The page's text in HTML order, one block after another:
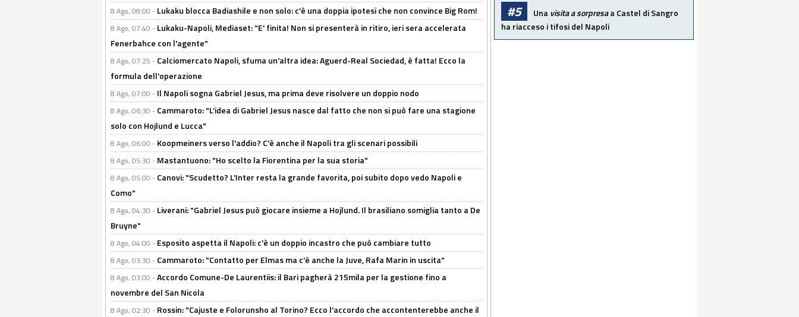
8 Ago, 08:00 - Lukaku blocca Badiashile e non solo: c'è una doppia ipotesi che non convince Big Rom!
8 Ago, 07:40 - Lukaku-Napoli, Mediaset: "E' finita! Non si presenterà in ritiro, ieri sera accelerata
Fenerbahce con l'agente"
8 Ago, 07:25 - Calciomercato Napoli, sfuma un'altra idea: Aguerd-Real Sociedad, è fatta! Ecco la
formula dell'operazione
8 Ago, 07:00 - Il Napoli sogna Gabriel Jesus, ma prima deve risolvere un doppio nodo
8 Ago, 06:30 - Cammaroto: "L’idea di Gabriel Jesus nasce dal fatto che non si può fare una stagione
solo con Hojlund e Lucca"
8 Ago, 06:00 - Koopmeiners verso l'addio? C'è anche il Napoli tra gli scenari possibili
8 Ago, 05:30 - Mastantuono: "Ho scelto la Fiorentina per la sua storia"
8 Ago, 05:00 - Canovi: "Scudetto? L'Inter resta la grande favorita, poi subito dopo vedo Napoli e
Como"
8 Ago, 04:30 - Liverani: "Gabriel Jesus può giocare insieme a Hojlund. Il brasiliano somiglia tanto a De
Bruyne"
8 Ago, 04:00 - Esposito aspetta il Napoli: c'è un doppio incastro che può cambiare tutto
8 Ago, 03:30 - Cammaroto: "Contatto per Elmas ma c'è anche la Juve, Rafa Marin in uscita"
8 Ago, 03:00 -Accordo Comune-De Laurentiis: il Bari pagherà 215mila per la gestione fino a
novembre del San Nicola
8 Ago, 02:30 - Rossin: "Cajuste e Folorunsho al Torino? Ecco l'accordo che accontenterebbe anche il
#5 Una visita a sorpresaa Castel di Sangro
ha riacceso i tifosi del Napoli